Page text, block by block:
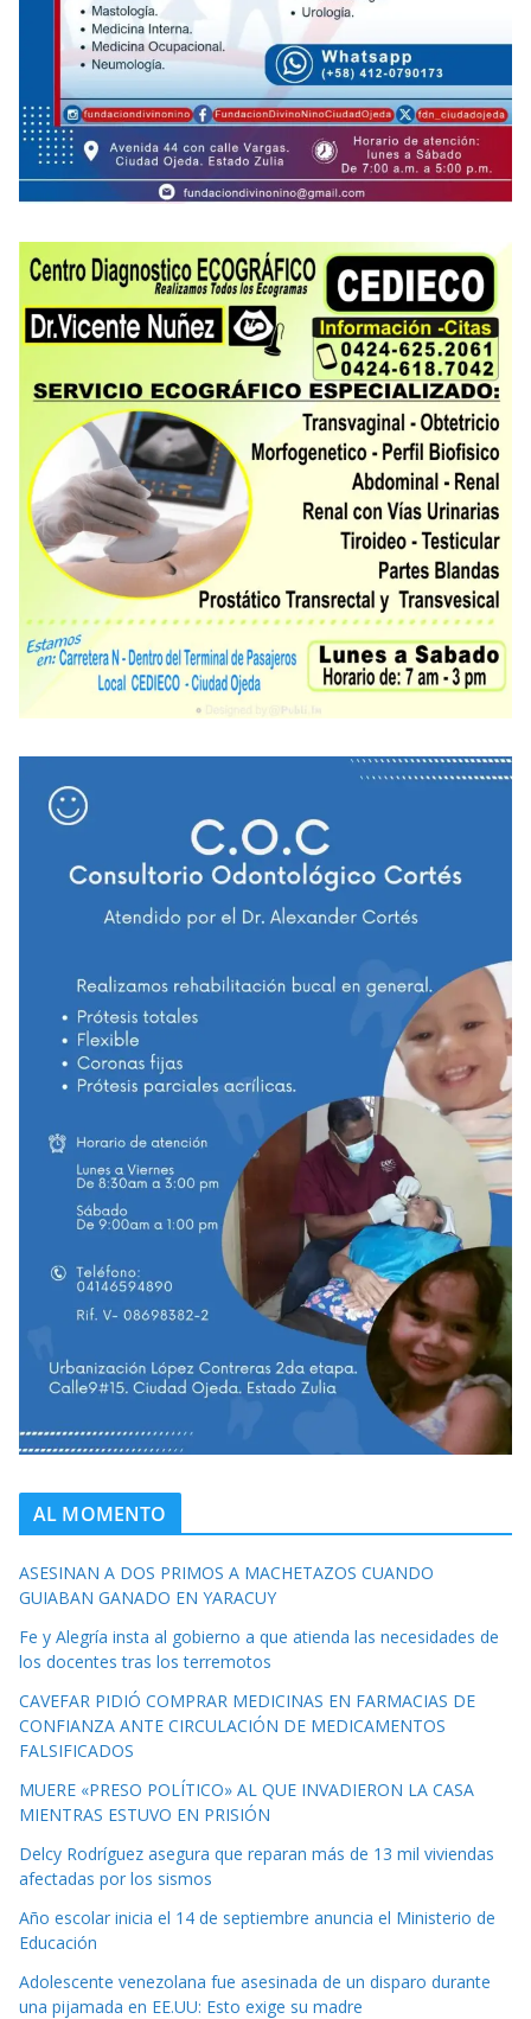
AL MOMENTO
ASESINAN A DOS PRIMOS A MACHETAZOS CUANDO
GUIABAN GANADO EN YARACUY
Fe y Alegría insta al gobierno a que atienda las necesidades de
los docentes tras los terremotos
CAVEFAR PIDIÓ COMPRAR MEDICINAS EN FARMACIAS DE
CONFIANZA ANTE CIRCULACIÓN DE MEDICAMENTOS
FALSIFICADOS
MUERE «PRESO POLÍTICO» AL QUE INVADIERON LA CASA
MIENTRAS ESTUVO EN PRISIÓN
Delcy Rodríguez asegura que reparan más de 13 mil viviendas
afectadas por los sismos
Año escolar inicia el 14 de septiembre anuncia el Ministerio de
Educación
Adolescente venezolana fue asesinada de un disparo durante
una pijamada en EE.UU: Esto exige su madre